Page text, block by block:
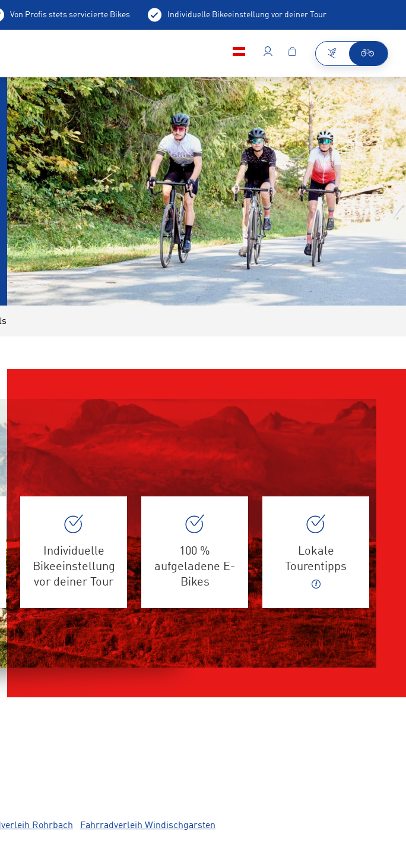
Von Profis stets servicierte Bikes Individuelle Bikeeinstellung vor deiner Tour
Individuelle
Bikeeinstellung
vor deiner Tour
100 %
aufgeladene E-
Bikes
Lokale
Tourentipps
Rohrbach Fahrradverleih Windischgarsten